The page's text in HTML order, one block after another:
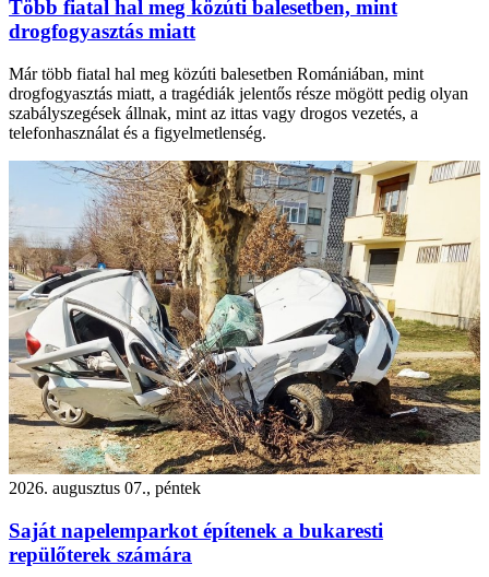
Több fiatal hal meg közúti balesetben, mint
drogfogyasztás miatt
Már több fiatal hal meg közúti balesetben Romániában, mint
drogfogyasztás miatt, a tragédiák jelentős része mögött pedig olyan
szabályszegések állnak, mint az ittas vagy drogos vezetés, a
telefonhasználat és a figyelmetlenség.
2026. augusztus 07., péntek
Saját napelemparkot építenek a bukaresti
repülőterek számára